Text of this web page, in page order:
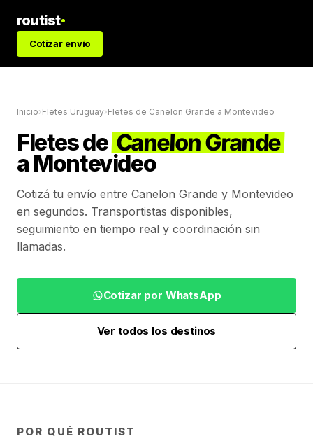
routist
Cotizar envío
Inicio›Fletes Uruguay›Fletes de Canelon Grande a Montevideo
Fletes de Canelon Grande
a Montevideo
Cotizá tu envío entre Canelon Grande y Montevideo
en segundos. Transportistas disponibles,
seguimiento en tiempo real y coordinación sin
llamadas.
Cotizar por WhatsApp
Ver todos los destinos
POR QUÉ ROUTIST